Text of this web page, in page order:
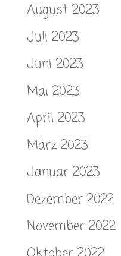
August 2023
Juli 2023
Juni 2023
Mai 2023
April 2023
März 2023
Januar 2023
Dezember 2022
November 2022